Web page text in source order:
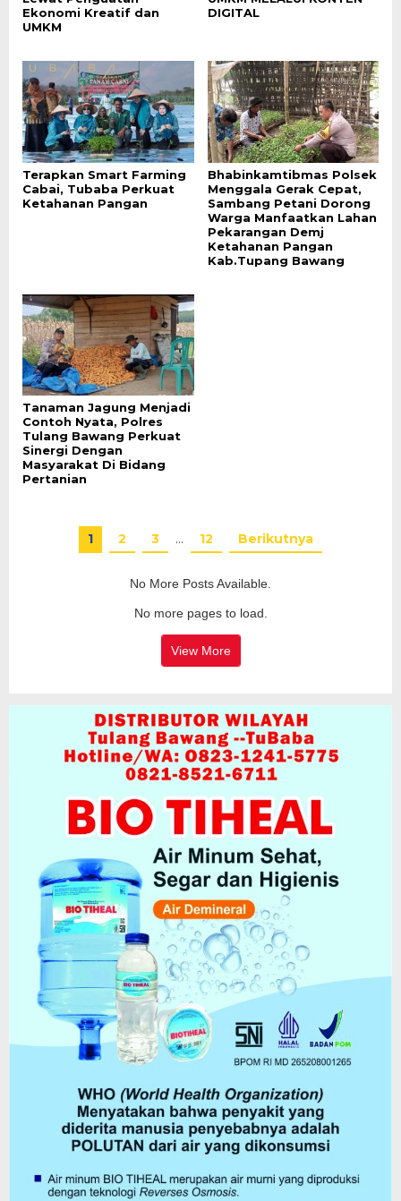
Ekonomi Kreatif dan
UMKM
DIGITAL
Terapkan Smart Farming
Cabai, Tubaba Perkuat
Ketahanan Pangan
Bhabinkamtibmas Polsek
Menggala Gerak Cepat,
Sambang Petani Dorong
Warga Manfaatkan Lahan
Pekarangan Demj
Ketahanan Pangan
Kab.Tupang Bawang
Tanaman Jagung Menjadi
Contoh Nyata, Polres
Tulang Bawang Perkuat
Sinergi Dengan
Masyarakat Di Bidang
Pertanian
1 2 3 … 12 Berikutnya
No More Posts Available.
No more pages to load.
View More